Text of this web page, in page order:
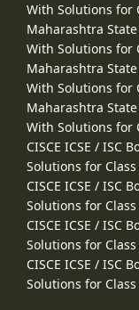
With Solutions for
Maharashtra
With Solutions for
Maharashtra
With Solutions for
Maharashtra
With Solutions for
CISCE ICSE / ISC
Solutions for
CISCE ICSE / ISC
Solutions for
CISCE ICSE / ISC
Solutions for
CISCE ICSE / ISC
Solutions for Class